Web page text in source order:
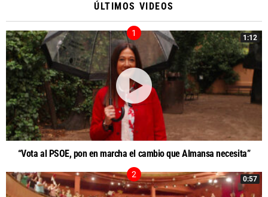
ÚLTIMOS VIDEOS
1:12
“Vota al PSOE, pon en marcha el cambio que Almansa necesita”
0:57